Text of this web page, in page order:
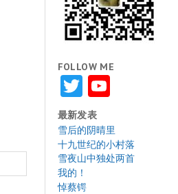
FOLLOW ME
Twitter
最新发表
雪后的阴晴里
十九世纪的小村落
雪夜山中独处两首
我的！
悼蔡锷